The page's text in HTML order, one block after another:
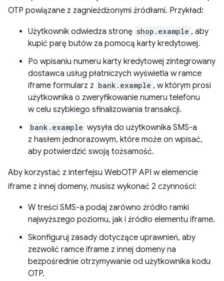
OTP powiązane z zagnieżdżonymi źródłami. Przykład:
Użytkownik odwiedza stronę shop.example , aby
kupić parę butów za pomocą karty kredytowej.
Po wpisaniu numeru karty kredytowej zintegrowany
dostawca usług płatniczych wyświetla w ramce
iframe formularz z bank.example , w którym prosi
użytkownika o zweryfikowanie numeru telefonu
w celu szybkiego sfinalizowania transakcji.
bank.example wysyła do użytkownika SMS-a
z hasłem jednorazowym, które może on wpisać,
aby potwierdzić swoją tożsamość.
Aby korzystać z interfejsu WebOTP API w elemencie
iframe z innej domeny, musisz wykonać 2 czynności:
W treści SMS-a podaj zarówno źródło ramki
najwyższego poziomu, jak i źródło elementu iframe.
Skonfiguruj zasady dotyczące uprawnień, aby
zezwolić ramce iframe z innej domeny na
bezpośrednie otrzymywanie od użytkownika kodu
OTP.